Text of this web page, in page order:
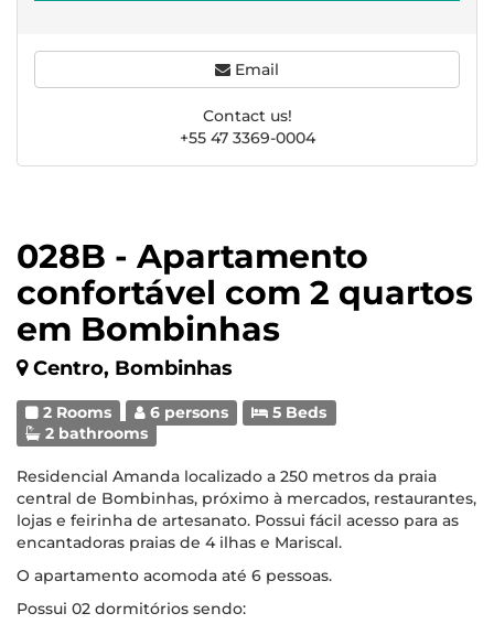
028B - Apartamento
confortável com 2 quartos
em Bombinhas
Centro, Bombinhas
2 Rooms 6 persons
5 Beds
2 bathrooms
Residencial Amanda localizado a 250 metros da praia
central de Bombinhas, próximo à mercados, restaurantes,
lojas e feirinha de artesanato. Possui fácil acesso para as
encantadoras praias de 4 ilhas e Mariscal.
O apartamento acomoda até 6 pessoas.
Possui 02 dormitórios sendo:
Email
Contact us!
+55 47 3369-0004